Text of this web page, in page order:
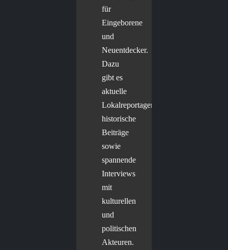
für
Eingeborene
und
Neuentdecker.
Dazu
gibt es
aktuelle
Lokalreportagen,
historische
Beiträge
sowie
spannende
Interviews
mit
kulturellen
und
politischen
Akteuren.